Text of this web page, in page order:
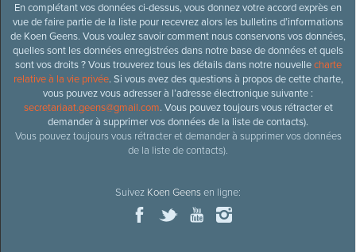
En complétant vos données ci-dessus, vous donnez votre accord exprès en
vue de faire partie de la liste pour recevrez alors les bulletins d’informations
de Koen Geens. Vous voulez savoir comment nous conservons vos données,
quelles sont les données enregistrées dans notre base de données et quels
sont vos droits ? Vous trouverez tous les détails dans notre nouvellecharte
relative à la vie privée. Si vous avez des questions à propos de cette charte,
vous pouvez vous adresser à l’adresse électronique suivante :
secretariaat.geens@gmail.com. Vous pouvez toujours vous rétracter et
demander à supprimer vos données de la liste de contacts).
Vous pouvez toujours vous rétracter et demander à supprimer vos données
de la liste de contacts).
Suivez Koen Geensen ligne: